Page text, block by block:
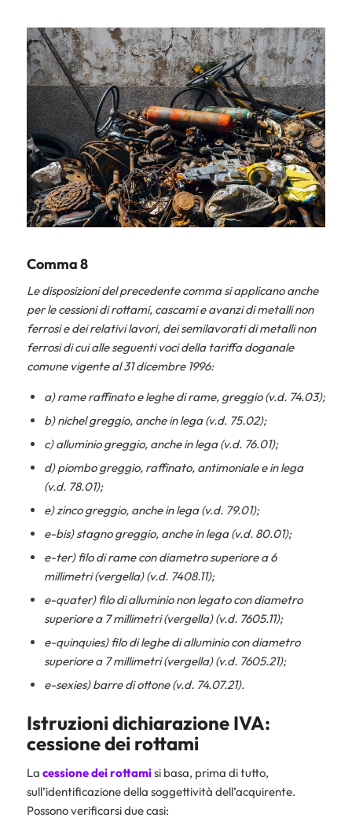
Comma 8
Le disposizioni del precedente comma si applicano anche
per le cessioni di rottami, cascami e avanzi di metalli non
ferrosi e dei relativi lavori, dei semilavorati di metalli non
ferrosi di cui alle seguenti voci della tariffa doganale
comune vigente al 31 dicembre 1996:
a) rame raffinato e leghe di rame, greggio (v.d. 74.03);
b) nichel greggio, anche in lega (v.d. 75.02);
c) alluminio greggio, anche in lega (v.d. 76.01);
d) piombo greggio, raffinato, antimoniale e in lega
(v.d. 78.01);
e) zinco greggio, anche in lega (v.d. 79.01);
e-bis) stagno greggio, anche in lega (v.d. 80.01);
e-ter) filo di rame con diametro superiore a 6
millimetri (vergella) (v.d. 7408.11);
e-quater) filo di alluminio non legato con diametro
superiore a 7 millimetri (vergella) (v.d. 7605.11);
e-quinquies) filo di leghe di alluminio con diametro
superiore a 7 millimetri (vergella) (v.d. 7605.21);
e-sexies) barre di ottone (v.d. 74.07.21).
Istruzioni dichiarazione IVA:
cessione dei rottami
La cessione dei rottamisi basa, prima di tutto,
sull’identificazione della soggettività dell’acquirente.
Possono verificarsi due casi: